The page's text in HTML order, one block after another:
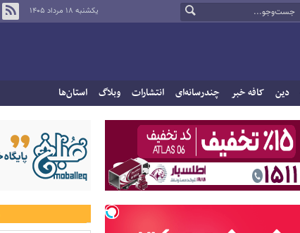
یکشنبه ۱۸ مرداد ۱۴۰۵
دین کافه خبر چندرسانه‌ای انتشارات وبلاگ استان‌ها